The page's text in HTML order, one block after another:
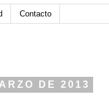
Contacto
DE 2013